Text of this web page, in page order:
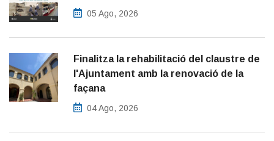
05 Ago, 2026
Finalitza la rehabilitació del claustre de
l'Ajuntament amb la renovació de la
façana
04 Ago, 2026